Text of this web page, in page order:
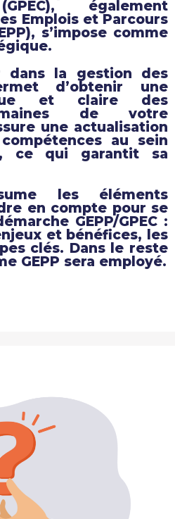
également
Emplois et Parcours
s’impose comme
dans la gestion des
d’obtenir une
et claire des
de votre
une actualisation
au sein
ce qui garantit sa
les éléments
en compte pour se
GEPP/GPEC :
et bénéfices, les
clés. Dans le reste
GEPP sera employé.